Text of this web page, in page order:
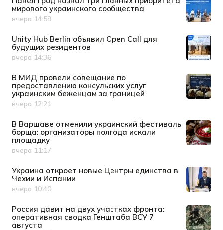
мирового украинского сообщества
Дата публикации
вчера 14:59
Unity Hub Berlin объявил Open Call для
будущих резидентов
Дата публикации
вчера 14:36
В МИД провели совещание по
предоставлению консульских услуг
украинским беженцам за границей
Дата публикации
вчера 12:21
В Варшаве отменили украинский фестиваль
борща: организаторы полгода искали
площадку
Дата публикации
вчера 11:17
Украина откроет новые Центры единства в
Чехии и Испании
Дата публикации
вчера 10:40
Россия давит на двух участках фронта:
оперативная сводка Генштаба ВСУ 7
августа